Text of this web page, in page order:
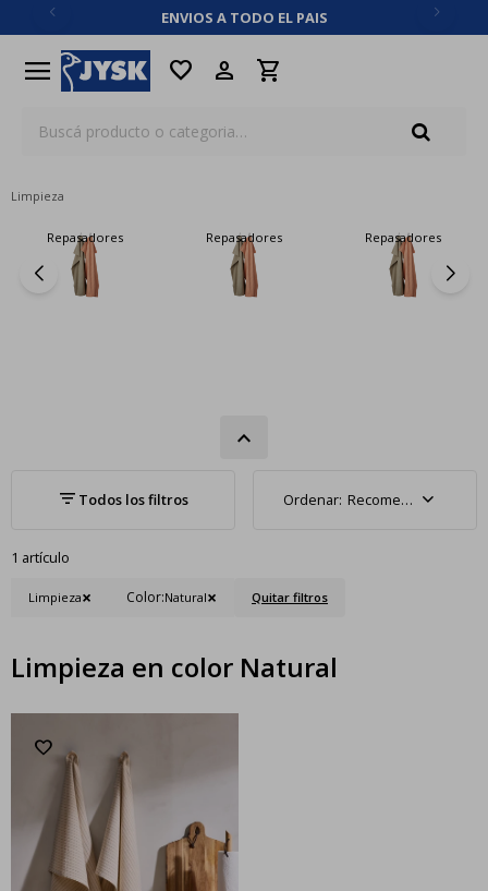
ENVIOS A TODO EL PAIS
menu favorite
Limpieza
Repasadores Repasadores Repasadores
Recomendados
1 artículo
Limpieza Color:Natural Quitar filtros
Limpieza en color Natural
close